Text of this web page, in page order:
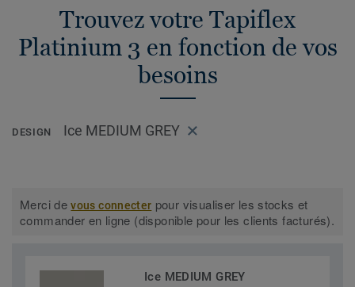
Trouvez votre Tapiflex
Platinium 3 en fonction de vos
besoins
DESIGN Ice MEDIUM GREY
Merci devous connecter pour visualiser les stocks et
commander en ligne (disponible pour les clients facturés).
Ice MEDIUM GREY